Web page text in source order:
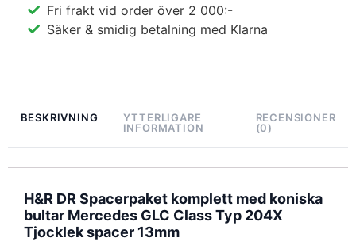
Fri frakt vid order över 2 000:-
Säker & smidig betalning med Klarna
BESKRIVNING
YTTERLIGARE
INFORMATION
RECENSIONER
(0)
H&R DR Spacerpaket komplett med koniska
bultar Mercedes GLC Class Typ 204X
Tjocklek spacer 13mm